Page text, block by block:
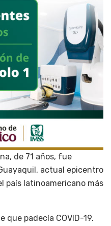
de 71 años, fue
actual epicentro
país latinoamericano más
que padecía COVID-19.